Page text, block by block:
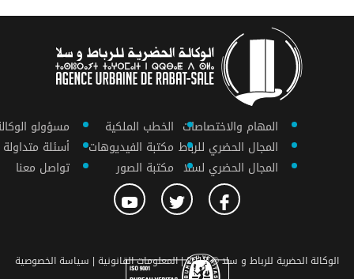
المهام والاختصاصات
المجال الحضري للرباط
المجال الحضري لسلا
الخطب الملكية
مكتبة الفيديوهات
مكتبة الصور
مسؤولو
أسئلة متداولة
تواصل معنا
الوكالة الحضرية للرباط و سلا © 2018 | المعلومات القانونية | سياسة الخصوصية